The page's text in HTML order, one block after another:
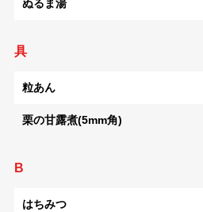
ぬるま湯
具
粒あん
栗の甘露煮(5mm角)
B
はちみつ